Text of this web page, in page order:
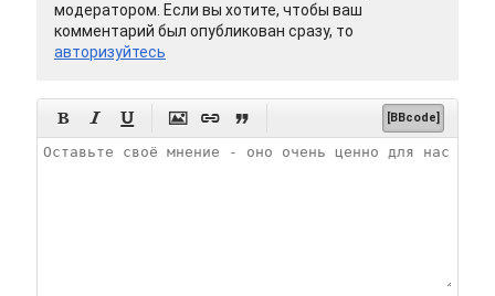
модератором. Если вы хотите, чтобы ваш
комментарий был опубликован сразу, то
авторизуйтесь
      [BBcode]